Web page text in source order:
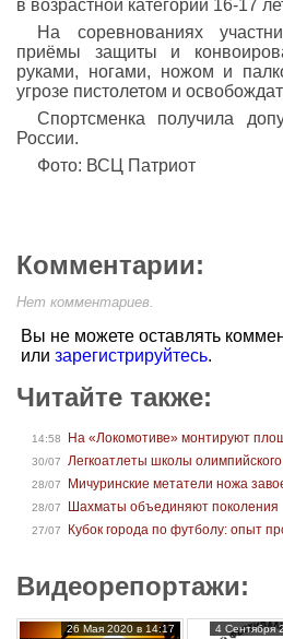
в возрастной категории 16-17
На соревнованиях
приёмы защиты и
руками, ногами, ножом и
угрозе пистолетом и
Спортсменка получила
России.
Фото: ВСЦ Патриот
Комментарии:
Нет комментариев.
Вы не можете оставлять
или зарегистрируйтесь.
Читайте также:
14:58 На «Локомотиве» монтируют
30/07 Легкоатлеты школы
28/07 Мичуринские метатели ножа
28/07 Шахматы объединяют поколения
27/07 Кубок города по футболу: опыт
Видеорепортажи:
26 Мая 2020 в 14:17 4 Сентября